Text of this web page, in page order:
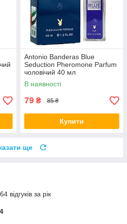
Antonio Banderas Blue
Seduction Pheromone Parfum
чоловічий 40 мл
В наявності
79 ₴ 85 ₴
Купити
ще
відгуків за рік